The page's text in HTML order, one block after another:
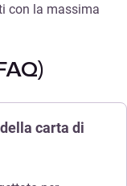
con la massima
carta di